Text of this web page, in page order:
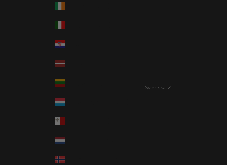
Kroatien (EUR €)
Lettland (EUR €)
Litauen (EUR €)
Luxemburg (EUR €)
Nederländerna (EUR €)
Norge (NOK kr)
Svenska